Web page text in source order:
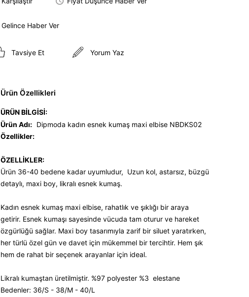
Gelince Haber Ver
Tavsiye Et Yorum Yaz
Ürün Özellikleri
ÜRÜN BİLGİSİ:
Ürün Adı: Dipmoda kadın esnek kumaş maxi elbise NBDKS02
Özellikler:
ÖZELLİKLER:
Ürün 36-40 bedene kadar uyumludur, Uzun kol, astarsız, büzgü
detaylı, maxi boy, likralı esnek kumaş.
Kadın esnek kumaş maxi elbise, rahatlık ve şıklığı bir araya
getirir. Esnek kumaşı sayesinde vücuda tam oturur ve hareket
özgürlüğü sağlar. Maxi boy tasarımıyla zarif bir siluet yaratırken,
her türlü özel gün ve davet için mükemmel bir tercihtir. Hem şık
hem de rahat bir seçenek arayanlar için ideal.
Likralı kumaştan üretilmiştir. %97 polyester %3 elestane
Bedenler: 36/S - 38/M - 40/L